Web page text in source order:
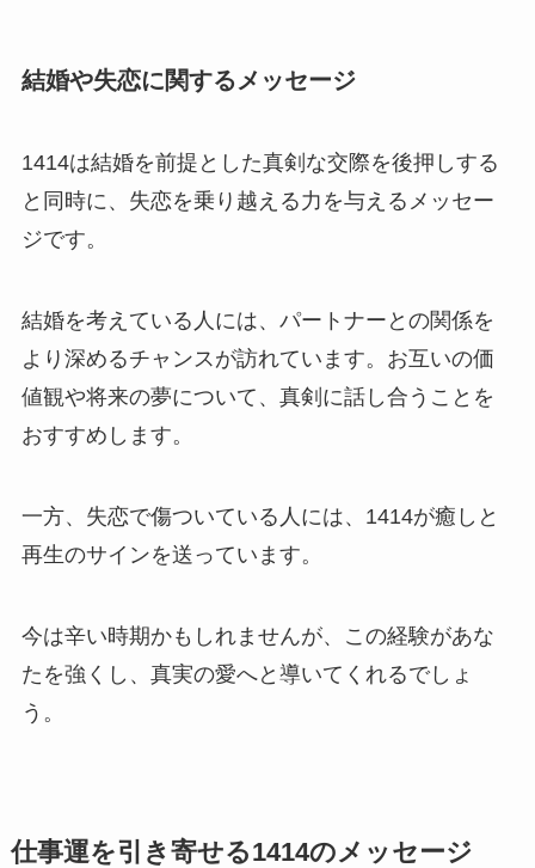
結婚や失恋に関するメッセージ
1414は結婚を前提とした真剣な交際を後押しする
と同時に、失恋を乗り越える力を与えるメッセー
ジです。
結婚を考えている人には、パートナーとの関係を
より深めるチャンスが訪れています。お互いの価
値観や将来の夢について、真剣に話し合うことを
おすすめします。
一方、失恋で傷ついている人には、1414が癒しと
再生のサインを送っています。
今は辛い時期かもしれませんが、この経験があな
たを強くし、真実の愛へと導いてくれるでしょ
う。
仕事運を引き寄せる1414のメッセージ